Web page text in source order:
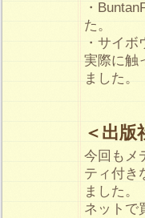
・
た。
・サイ
実際に触
ました。
＜出版
今回もメ
ティ付き
ました。
ネットで